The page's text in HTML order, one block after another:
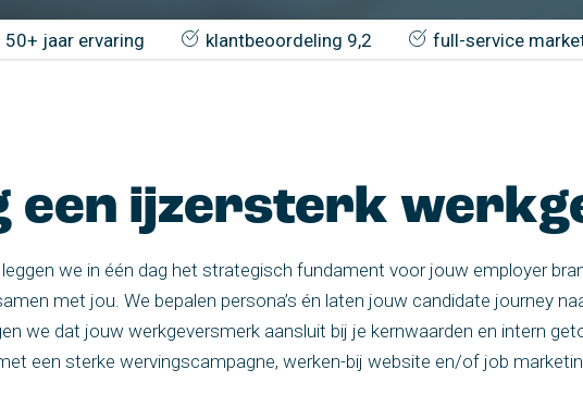
50+ jaar ervaring klantbeoordeling 9,2 full-service
een ijzersterk
we in één dag het strategisch fundament voor jouw employer
met jou. We bepalen persona’s én laten jouw candidate journey
we dat jouw werkgeversmerk aansluit bij je kernwaarden en intern
een sterke wervingscampagne, werken-bij website en/of job